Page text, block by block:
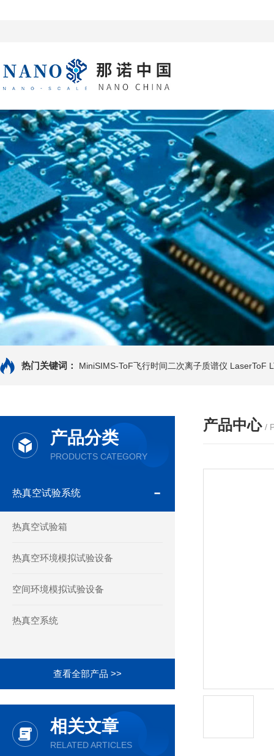
热门关键词： MiniSIMS-ToF飞行时间二次离子质谱仪 LaserToF
产品分类
PRODUCTS CATEGORY
热真空试验系统
热真空试验箱
热真空环境模拟试验设备
空间环境模拟试验设备
热真空系统
查看全部产品 >>
相关文章
RELATED ARTICLES
产品中心 /